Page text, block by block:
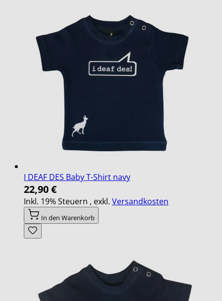
I DEAF DES Baby T-Shirt navy
22,90 €
Inkl. 19% Steuern , exkl. Versandkosten
In den Warenkorb